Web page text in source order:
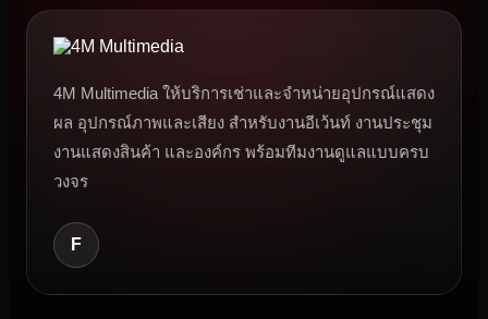
4M Multimedia ให้บริการเช่าและจำหน่ายอุปกรณ์แสดง
ผล อุปกรณ์ภาพและเสียง สำหรับงานอีเว้นท์ งานประชุม
งานแสดงสินค้า และองค์กร พร้อมทีมงานดูแลแบบครบ
วงจร
F